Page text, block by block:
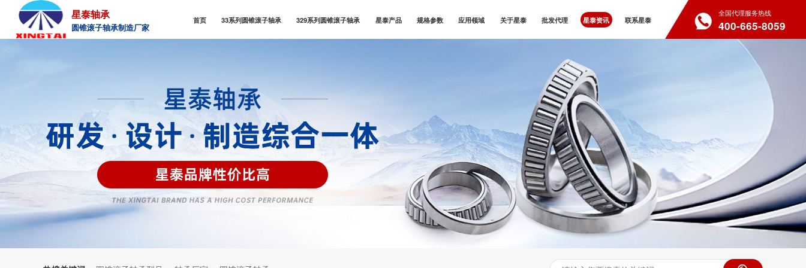
星泰轴承
圆锥滚子轴承制造厂家
首页 33系列圆锥滚子轴承 329系列圆锥滚子轴承 星泰产品 规格参数 应用领域 关于星泰 批发代理 星泰资讯 联系星泰
全国代理服务热线
400-665-8059